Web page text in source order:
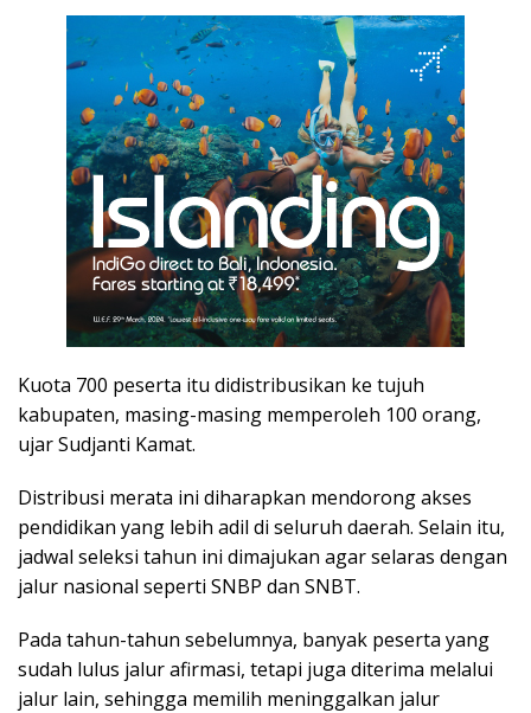
Kuota 700 peserta itu didistribusikan ke tujuh
kabupaten, masing-masing memperoleh 100 orang,
ujar Sudjanti Kamat.
Distribusi merata ini diharapkan mendorong akses
pendidikan yang lebih adil di seluruh daerah. Selain itu,
jadwal seleksi tahun ini dimajukan agar selaras dengan
jalur nasional seperti SNBP dan SNBT.
Pada tahun-tahun sebelumnya, banyak peserta yang
sudah lulus jalur afirmasi, tetapi juga diterima melalui
jalur lain, sehingga memilih meninggalkan jalur